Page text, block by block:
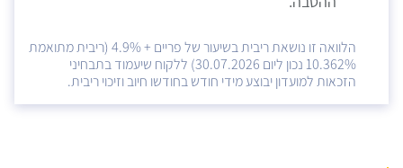
הלוואה זו נושאת ריבית בשיעור של פריים + 4.9% (ריבית מתואמת
10.362% נכון ליום 30.07.2026) ללקוח שיעמוד בתבחיני
הזכאות למועדון יבוצע מידי חודש בחודשו חיוב וזיכוי ריבית.